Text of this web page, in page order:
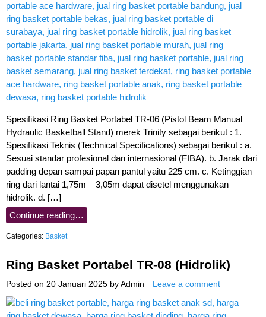
Spesifikasi Ring Basket Portabel TR-06 (Pistol Beam Manual
Hydraulic Basketball Stand) merek Trinity sebagai berikut : 1.
Spesifikasi Teknis (Technical Specifications) sebagai berikut : a.
Sesuai standar profesional dan internasional (FIBA). b. Jarak dari
padding depan sampai papan pantul yaitu 225 cm. c. Ketinggian
ring dari lantai 1,75m – 3,05m dapat disetel menggunakan
hidrolik. d. […]
Continue reading…
Categories: Basket
Ring Basket Portabel TR-08 (Hidrolik)
Posted on 20 Januari 2025 by Admin Leave a comment